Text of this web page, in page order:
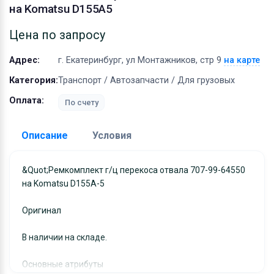
на Komatsu D155A5
Цена по запросу
Адрес: г. Екатеринбург, ул Монтажников, стр 9 на карте
Категория:Транспорт / Автозапчасти / Для грузовых
Оплата:
По счету
Описание Условия
&quot;Ремкомплект г/ц перекоса отвала 707-99-64550
на Komatsu D155A-5
Оригинал
В наличии на складе.
Основные атрибуты
Доставка:
Адрес самовывоза:
Условия и гарантии:
Отправка товара осуществляется в течение 2-х
отслеживанием местоположения посылки и